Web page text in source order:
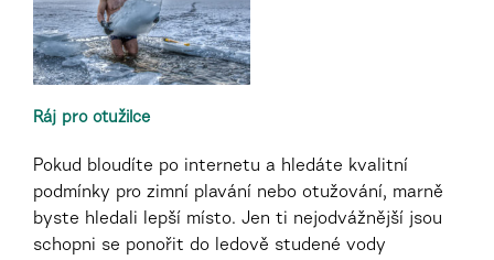
Ráj pro otužilce
Pokud bloudíte po internetu a hledáte kvalitní
podmínky pro zimní plavání nebo otužování, marně
byste hledali lepší místo. Jen ti nejodvážnější jsou
schopni se ponořit do ledově studené vody